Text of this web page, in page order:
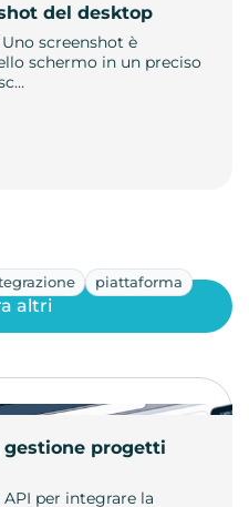
del desktop
screenshot è
schermo in un preciso
piattaforma
gestione progetti
per integrare la
altri